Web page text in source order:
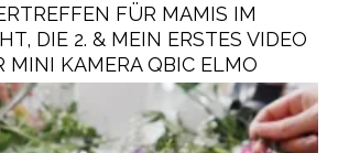
FÜR MAMIS IM
DIE 2. & MEIN ERSTES VIDEO
MINI KAMERA QBIC ELMO